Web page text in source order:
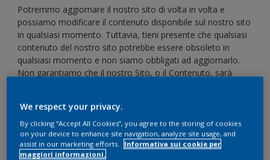
Potremmo aggiornare il nostro sito di volta in volta e
possiamo modificare il contenuto disponibile sul nostro sito
in qualsiasi momento. Tuttavia, tieni presente che qualsiasi
contenuto del nostro sito potrebbe essere obsoleto in
qualsiasi momento e non siamo obbligati ad aggiornarlo.
Non garantiamo che il nostro Sito, o il Contenuto, sarà
Modifiche al sito
We respect your privacy.
By clicking “Accept All Cookies”, you agree to the storing of cookies
on your device to enhance site navigation, analyze site usage, and
assist in our marketing efforts.
Informativa sui cookie per
maggiori informazioni.